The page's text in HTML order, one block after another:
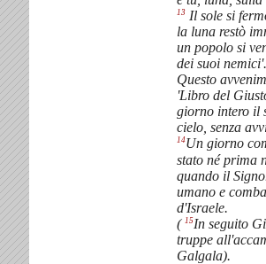
13 Il sole si
la luna restò
un popolo si
dei suoi nemici'.
Questo
'Libro del
giorno intero il
cielo, senza
14Un giorno
stato né prima
quando il
umano e
d'Israele.
( 15In seguito
truppe
Galgala).